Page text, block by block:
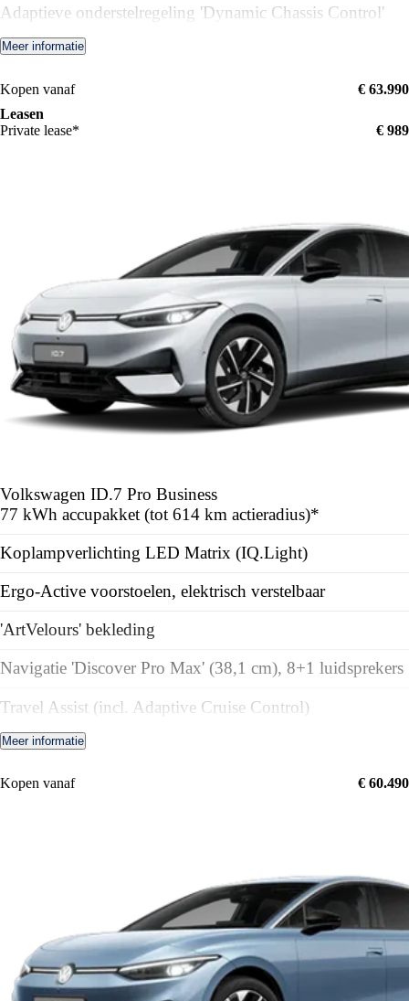
Adaptieve onderstelregeling 'Dynamic Chassis Control'
luidsprekers, 700 watt vermogen, dig. 16-kanaals
versterker, subwoofer
Meer informatie
Kopen vanaf
€ 63.990
Leasen
Private lease*
€ 989
Volkswagen ID.7 Pro Business
77 kWh accupakket (tot 614 km actieradius)*
Koplampverlichting LED Matrix (IQ.Light)
Ergo-Active voorstoelen, elektrisch verstelbaar
'ArtVelours' bekleding
Navigatie 'Discover Pro Max' (38,1 cm), 8+1 luidsprekers
Travel Assist (incl. Adaptive Cruise Control)
360 graden camera (Area View)
Parkeerassistent (Park Assist Pro)
Zijruiten achter en achterruit getint, 65% lichtabsorberend
Meer informatie
Kopen vanaf € 60.490